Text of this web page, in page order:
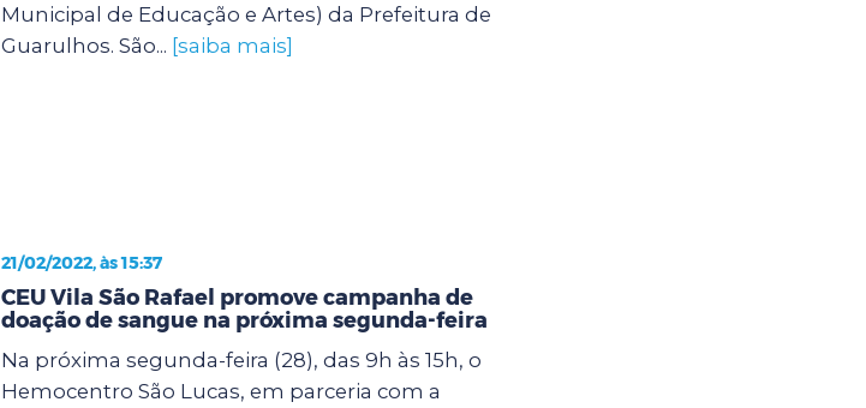
Municipal de Educação e Artes) da Prefeitura de
Guarulhos. São... [saiba mais]
21/02/2022, às 15:37
CEU Vila São Rafael promove campanha de
doação de sangue na próxima segunda-feira
Na próxima segunda-feira (28), das 9h às 15h, o
Hemocentro São Lucas, em parceria com a